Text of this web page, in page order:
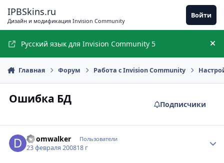
IPBSkins.ru
Дизайн и модификация Invision Community
Войти
Русский язык для Invision Community 5
Главная Форум Работа с Invision Community
Ошибка БД Подписчики
Doomwalker Пользователи
23 февраля 200818 г